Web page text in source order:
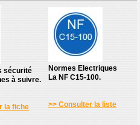
sécurité
à suivre.
la fiche
Normes Electriques
La NF C15-100.
>> Consulter la liste